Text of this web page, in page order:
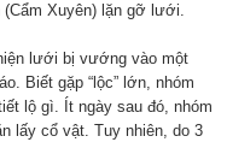
Xuyên) lặn gỡ lưới.
lưới bị vướng vào một
Biết gặp “lộc” lớn, nhóm
lộ gì. Ít ngày sau đó, nhóm
lấy cổ vật. Tuy nhiên, do 3